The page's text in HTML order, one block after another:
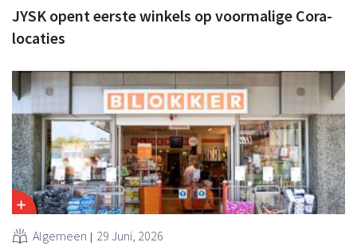
JYSK opent eerste winkels op voormalige Cora-
locaties
Algemeen 29 Juni, 2026